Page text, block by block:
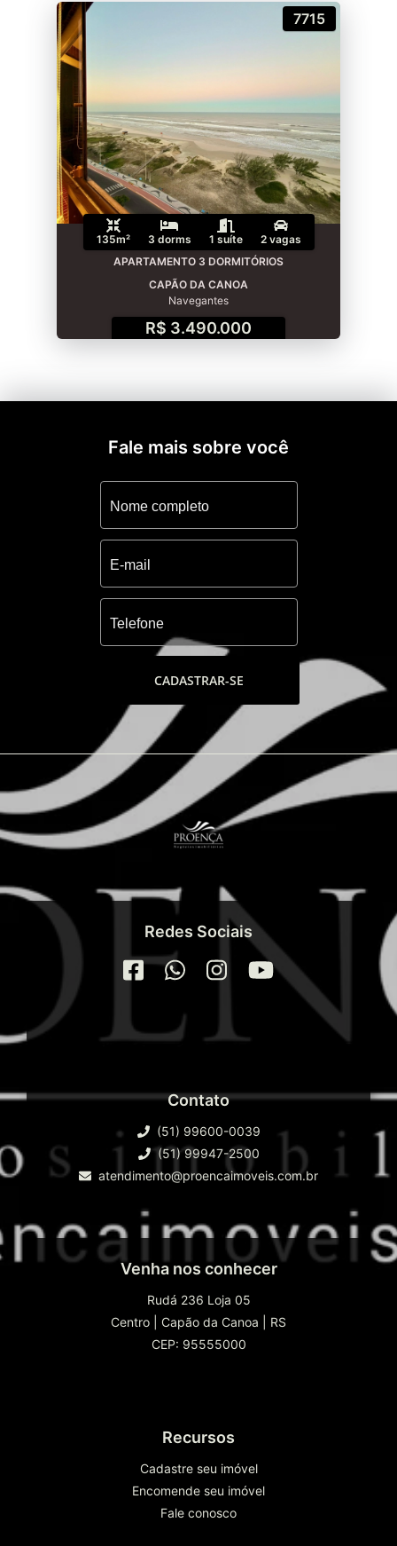
7715
135m² 3 dorms 1 suíte
2 vagas
APARTAMENTO 3 DORMITÓRIOS
CAPÃO DA CANOA
Navegantes
R$ 3.490.000
Fale mais sobre você
CADASTRAR-SE
Redes Sociais
Contato
(51) 99600-0039
(51) 99947-2500
atendimento@proencaimoveis.com.br
Venha nos conhecer
Rudá 236 Loja 05
Centro
Capão da Canoa
RS
CEP: 95555000
Recursos
Cadastre seu imóvel
Encomende seu imóvel
Fale conosco